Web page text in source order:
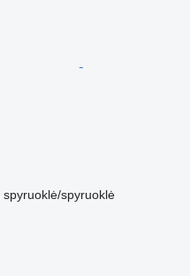
spyruoklė/spyruoklė